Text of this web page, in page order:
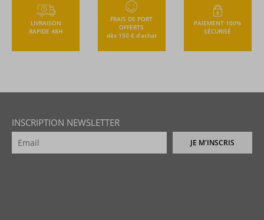
LIVRAISON
RAPIDE 48H
FRAIS DE PORT
OFFERTS
dès 150 € d’achat
PAIEMENT 100%
SÉCURISÉ
INSCRIPTION NEWSLETTER
JE M'INSCRIS